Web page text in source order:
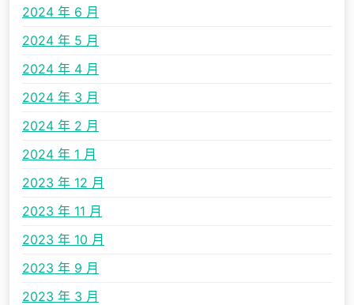
2024 年 6 月
2024 年 5 月
2024 年 4 月
2024 年 3 月
2024 年 2 月
2024 年 1 月
2023 年 12 月
2023 年 11 月
2023 年 10 月
2023 年 9 月
2023 年 3 月